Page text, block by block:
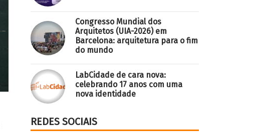
Congresso Mundial dos
Arquitetos (UIA-2026) em
Barcelona: arquitetura para o fim
do mundo
LabCidade de cara nova:
celebrando 17 anos com uma
nova identidade
REDES SOCIAIS